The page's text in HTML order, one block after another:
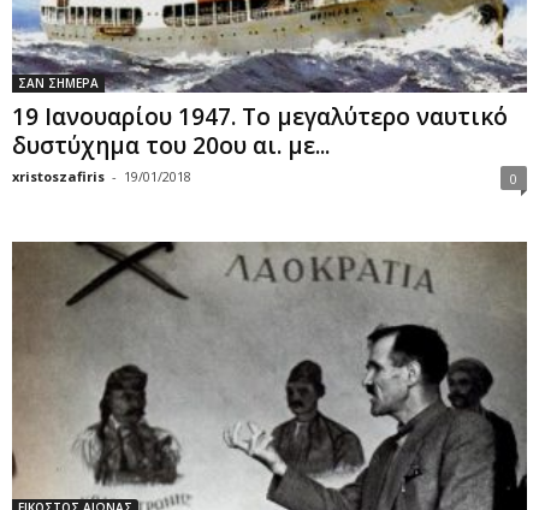
ΣΑΝ ΣΗΜΕΡΑ
19 Ιανουαρίου 1947. Το μεγαλύτερο ναυτικό
δυστύχημα του 20ου αι. με...
xristoszafiris - 19/01/2018 0